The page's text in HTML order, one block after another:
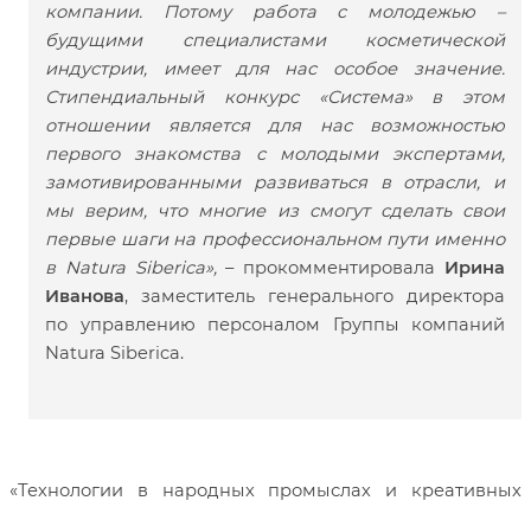
компании. Потому работа с молодежью –
будущими специалистами косметической
индустрии, имеет для нас особое значение.
Стипендиальный конкурс «Система» в этом
отношении является для нас возможностью
первого знакомства с молодыми экспертами,
замотивированными развиваться в отрасли, и
мы верим, что многие из смогут сделать свои
первые шаги на профессиональном пути именно
в Natura Siberica»,– прокомментировала Ирина
Иванова, заместитель генерального директора
по управлению персоналом Группы компаний
Natura Siberica.
«Технологии в народных промыслах и креативных